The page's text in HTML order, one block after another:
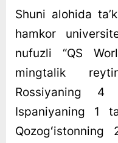
Shuni alohida
hamkor
nufuzli “QS
mingtalik
Rossiyaning
Ispaniyaning 1